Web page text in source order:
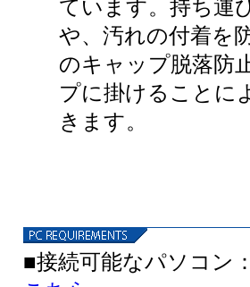
ています。持ち運
や、汚れの付着を
のキャップ脱落防
プに掛けることに
きます。
■接続可能なパソコン